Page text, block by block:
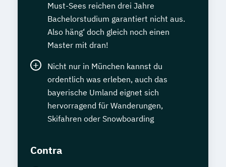
Must-Sees reichen drei Jahre
Bachelorstudium garantiert nicht aus.
Also häng‘ doch gleich noch einen
Master mit dran!
Nicht nur in München kannst du
ordentlich was erleben, auch das
bayerische Umland eignet sich
hervorragend für Wanderungen,
Skifahren oder Snowboarding
Contra